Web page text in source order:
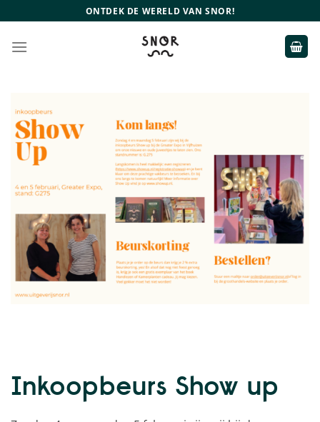
naar
inhoud
ONTDEK DE WERELD VAN SNOR!
Inkoopbeurs Show up